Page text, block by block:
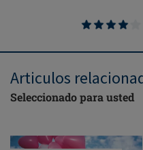
Articulos
Seleccionado para usted